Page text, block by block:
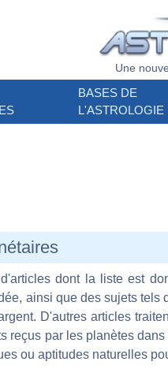
Une
BASES DE
L'ASTROLOGIE
dont la liste est
ainsi que des sujets tels
D'autres articles
reçus par les planètes
ou aptitudes naturelles